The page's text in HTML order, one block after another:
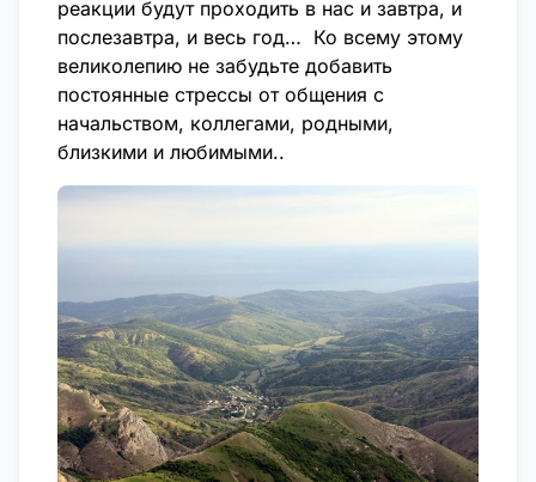
реакции будут проходить в нас и завтра, и
послезавтра, и весь год… Ко всему этому
великолепию не забудьте добавить
постоянные стрессы от общения с
начальством, коллегами, родными,
близкими и любимыми..